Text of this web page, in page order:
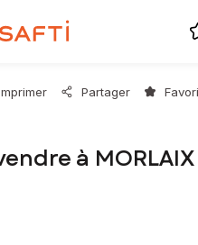
Partager
à MORLAIX